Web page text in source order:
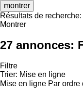
montrer
Résultats de recherche:
Montrer
27 annonces:
Filtre
Trier: Mise en ligne
Mise en ligne Par ordre